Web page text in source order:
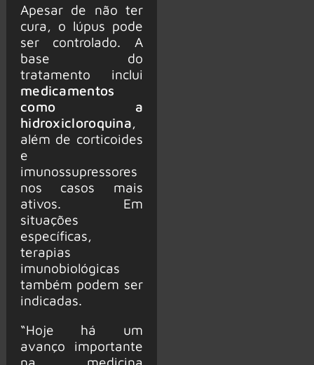
Apesar de não ter
cura, o lúpus pode
ser controlado. A
base do
tratamento inclui
medicamentos
como a
hidroxicloroquina,
além de corticoides
e
imunossupressores
nos casos mais
ativos. Em
situações
específicas,
terapias
imunobiológicas
também podem ser
indicadas.
“Hoje há um
avanço importante